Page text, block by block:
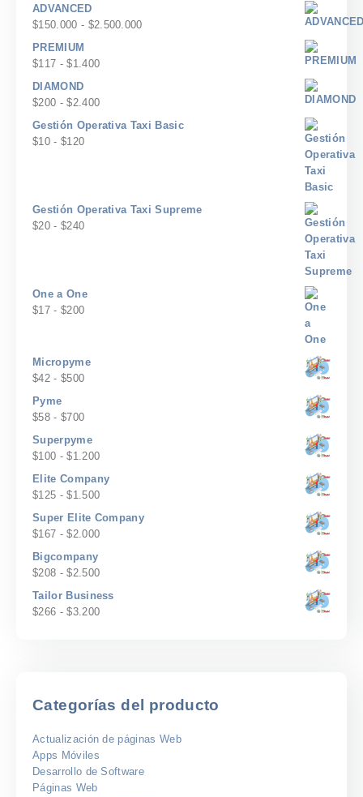
precios:
desde
hasta
ADVANCED
$150.000 - $2.500.000Rango
$2.500.000
PREMIUM
$117 - $1.400Rango
$117
DIAMOND
$200 - $2.400Rango
Gestión Operativa Taxi Basic
$10 - $120Rango
$10
hasta
Gestión Operativa Taxi Supreme
$20 - $240Rango
$20
hasta
One a One
$17 - $200Rango
desde
$17
Micropyme
$42 - $500Rango
$42
hasta
$500
Pyme
$58 - $700Rango
$58
hasta
$700
Superpyme
$100 - $1.200Rango
precios:
$100
hasta
Elite Company
$125 - $1.500Rango
precios:
hasta
$1.500
Super Elite Company
$167 - $2.000Rango
$167
hasta
Bigcompany
$208 - $2.500Rango
Tailor Business
$266 - $3.200Rango
$3.200
Categorías del producto
Actualización de páginas Web
Apps Móviles
Desarrollo de Software
Páginas Web